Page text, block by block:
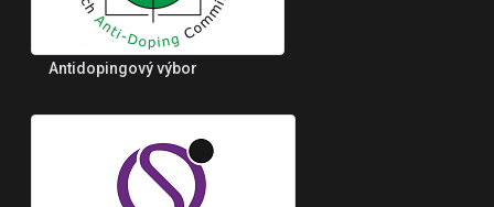
Antidopingový výbor